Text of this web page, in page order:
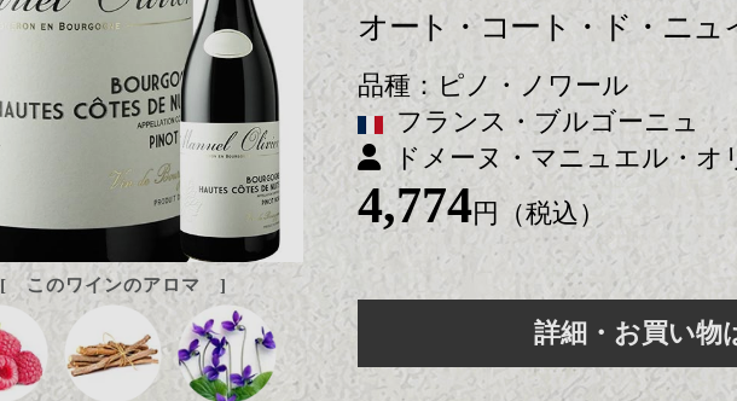
[ このワインのアロマ ]
オート・コート・ド・ニュ
ピノ・ノワール
フランス・ブルゴーニュ
ドメーヌ・マニュエル・オ
4,774
詳細・お買い物